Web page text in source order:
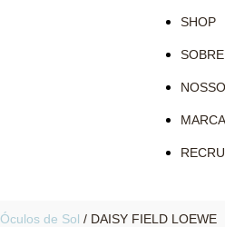
SHOP
Óculos de Sol / DAISY FIELD LOEWE